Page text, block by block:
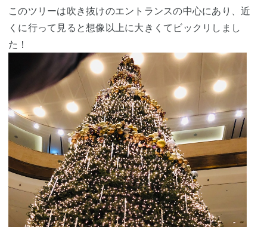
このツリーは吹き抜けのエントランスの中心にあり、近
くに行って見ると想像以上に大きくてビックリしまし
た！